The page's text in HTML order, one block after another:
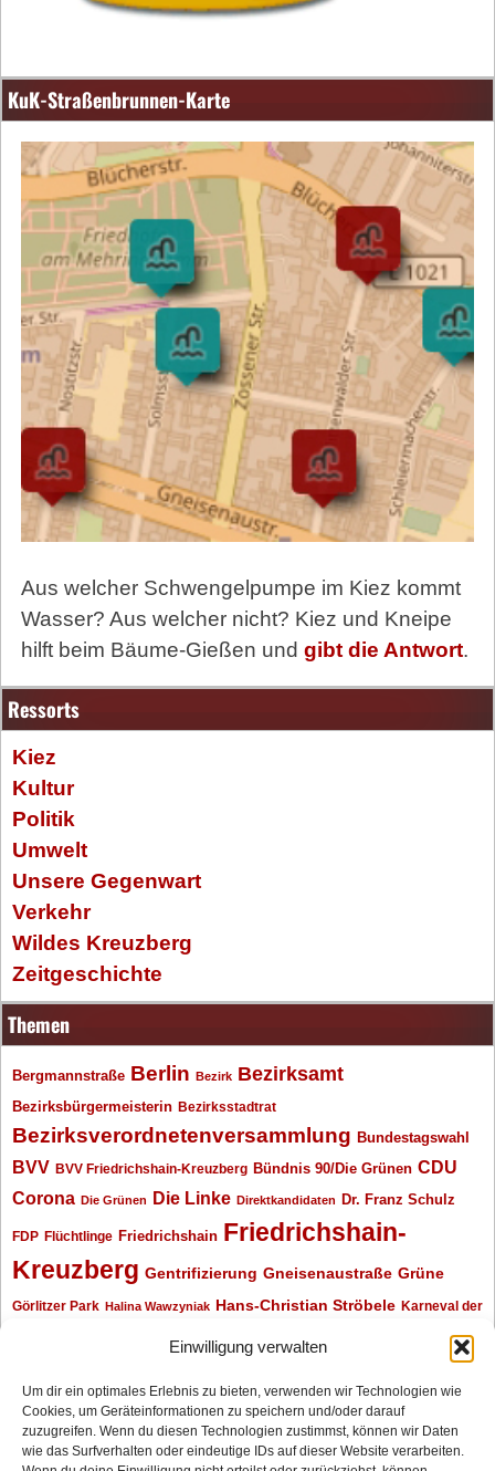
Einwilligung verwalten
Um dir ein optimales Erlebnis zu bieten, verwenden wir Technologien wie
Cookies, um Geräteinformationen zu speichern und/oder darauf
zuzugreifen. Wenn du diesen Technologien zustimmst, können wir Daten
wie das Surfverhalten oder eindeutige IDs auf dieser Website verarbeiten.
KuK-Straßenbrunnen-Karte
Aus welcher Schwengelpumpe im Kiez kommt
Wasser? Aus welcher nicht? Kiez und Kneipe
hilft beim Bäume-Gießen und gibt die Antwort.
Ressorts
Kiez
Kultur
Politik
Umwelt
Unsere Gegenwart
Verkehr
Wildes Kreuzberg
Zeitgeschichte
Themen
Bergmannstraße Berlin Bezirk Bezirksamt
Bezirksbürgermeisterin Bezirksstadtrat
Bezirksverordnetenversammlung Bundestagswahl
BVV BVV Friedrichshain-Kreuzberg Bündnis 90/Die Grünen CDU
Corona Die Grünen Die Linke Direktkandidaten Dr. Franz Schulz
FDP Flüchtlinge Friedrichshain Friedrichshain-
Kreuzberg Gentrifizierung Gneisenaustraße Grüne
Görlitzer Park Halina Wawzyniak Hans-Christian Ströbele Karneval der
Neukölln Oliver Nöll Oranienplatz Piraten Piratenpartei Polizeimeldungen
Redaktionsgespräch Senat SPD